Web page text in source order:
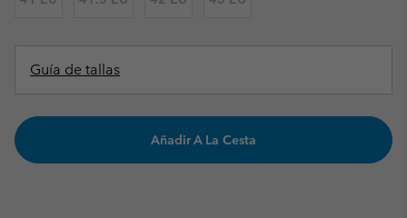
Guía de tallas
Añadir A La Cesta